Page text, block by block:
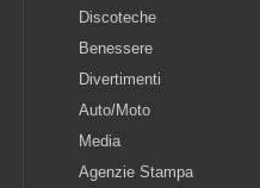
Discoteche
Benessere
Divertimenti
Auto/Moto
Media
Agenzie Stampa